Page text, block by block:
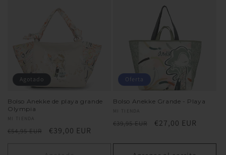
Agotado
Bolso Anekke de playa grande
Olympia
Proveedor:
MI TIENDA
Precio
€54,95 EUR
Precio
€39,00 EUR
Oferta
Bolso Anekke Grande - Playa
Proveedor:
MI TIENDA
Precio
€39,95 EUR
Precio
oferta
€27,00 EUR